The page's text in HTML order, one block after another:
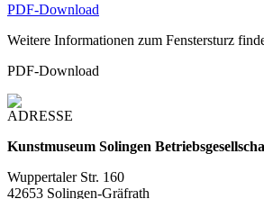
PDF-Download
Weitere Informationen zum Fenstersturz
PDF-Download
ADRESSE
Kunstmuseum Solingen
Wuppertaler Str. 160
42653 Solingen-Gräfrath